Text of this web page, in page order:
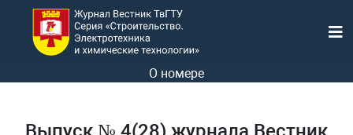
О номере